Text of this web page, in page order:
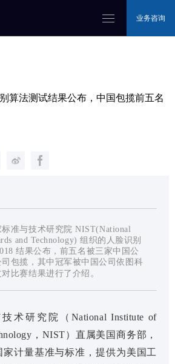
业务咨询
算法测试结果公布，中国包揽前五名
准与技术研究院 NIST(National
and Technology) 组织的人脸识别
结果公布，前五名被三家中国公
包揽，其中冠军被中国公司依图科
比赛结果进行了介绍 。
术研究院（National Institute of
，NIST）直属美国商务部，
计量基准与标准，提供为美国工